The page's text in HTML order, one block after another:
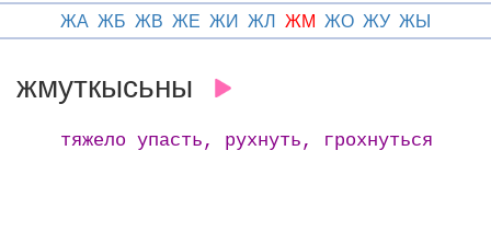
ЖА ЖБ ЖВ ЖЕ ЖИ ЖЛ ЖМ ЖО ЖУ ЖЫ
жмуткысьны
тяжело упасть, рухнуть, грохнуться